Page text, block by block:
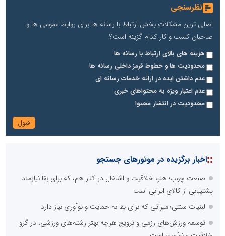
نظرسنجی
اصلی ترین مشکلات بخش ارتباط با رسانه ها برای روابط عمومی ها و
صاحبان کسب و کار کدام گزینه است؟
هزینه های بالای ارتباط با رسانه ها
محدودیت ها و خطوط قرمز داخلی رسانه ها
عدم داشتن ایده در ارائه خدمات رسانه ای
عدم اعتبار ویژه به محتواهای خبری
محدودیت در انتشار محتوا
::اخبار برگزیده در موتورهای جستجو
صنعت چوب؛ هنر، خلاقیت و اشتغال در کنار هم، که برای بقا نیازمند
پشتیبانی از کالای ایرانی است
لبنیات سنتی؛ میراثی که برای بقا به حمایت و نوآوری نیاز دارد
توسعه ورزش‌های رزمی و ترویج هرچه بهتر رشته‌های ورزشی، در گرو